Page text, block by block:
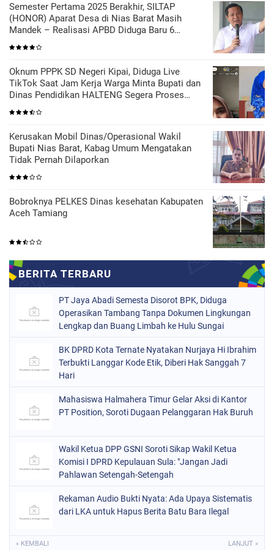
Semester Pertama 2025 Berakhir, SILTAP
(HONOR) Aparat Desa di Nias Barat Masih
Mandek – Realisasi APBD Diduga Baru 6
Persen
Oknum PPPK SD Negeri Kipai, Diduga Live
TikTok Saat Jam Kerja Warga Minta Bupati dan
Dinas Pendidikan HALTENG Segera Proses
Sesuai Hukum
Kerusakan Mobil Dinas/Operasional Wakil
Bupati Nias Barat, Kabag Umum Mengatakan
Tidak Pernah Dilaporkan
Bobroknya PELKES Dinas kesehatan Kabupaten
Aceh Tamiang
PT Jaya Abadi Semesta Disorot BPK, Diduga
Operasikan Tambang Tanpa Dokumen Lingkungan
Lengkap dan Buang Limbah ke Hulu Sungai
BK DPRD Kota Ternate Nyatakan Nurjaya Hi Ibrahim
Terbukti Langgar Kode Etik, Diberi Hak Sanggah 7
Hari
Mahasiswa Halmahera Timur Gelar Aksi di Kantor
PT Position, Soroti Dugaan Pelanggaran Hak Buruh
Wakil Ketua DPP GSNI Soroti Sikap Wakil Ketua
Komisi I DPRD Kepulauan Sula: "Jangan Jadi
Pahlawan Setengah-Setengah
Rekaman Audio Bukti Nyata: Ada Upaya Sistematis
dari LKA untuk Hapus Berita Batu Bara Ilegal
« KEMBALI LANJUT »